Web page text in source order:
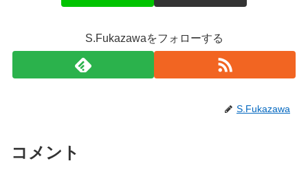
S.Fukazawaをフォローする
S.Fukazawa
コメント